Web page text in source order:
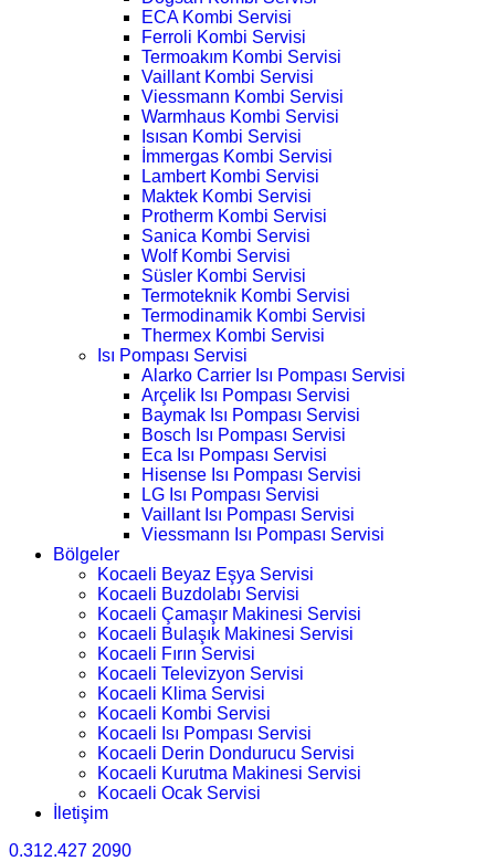
ECA Kombi Servisi
Ferroli Kombi Servisi
Termoakım Kombi Servisi
Vaillant Kombi Servisi
Viessmann Kombi Servisi
Warmhaus Kombi Servisi
Isısan Kombi Servisi
İmmergas Kombi Servisi
Lambert Kombi Servisi
Maktek Kombi Servisi
Protherm Kombi Servisi
Sanica Kombi Servisi
Wolf Kombi Servisi
Süsler Kombi Servisi
Termoteknik Kombi Servisi
Termodinamik Kombi Servisi
Thermex Kombi Servisi
Isı Pompası Servisi
Alarko Carrier Isı Pompası Servisi
Arçelik Isı Pompası Servisi
Baymak Isı Pompası Servisi
Bosch Isı Pompası Servisi
Eca Isı Pompası Servisi
Hisense Isı Pompası Servisi
LG Isı Pompası Servisi
Vaillant Isı Pompası Servisi
Viessmann Isı Pompası Servisi
Bölgeler
Kocaeli Beyaz Eşya Servisi
Kocaeli Buzdolabı Servisi
Kocaeli Çamaşır Makinesi Servisi
Kocaeli Bulaşık Makinesi Servisi
Kocaeli Fırın Servisi
Kocaeli Televizyon Servisi
Kocaeli Klima Servisi
Kocaeli Kombi Servisi
Kocaeli Isı Pompası Servisi
Kocaeli Derin Dondurucu Servisi
Kocaeli Kurutma Makinesi Servisi
Kocaeli Ocak Servisi
İletişim
0.312.427 2090